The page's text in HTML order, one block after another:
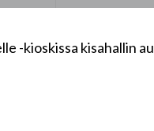
-kioskissa kisahallin